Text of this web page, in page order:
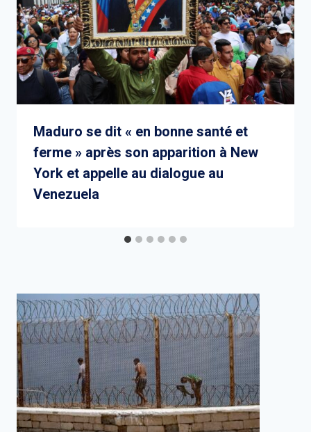
Maduro se dit « en bonne santé et
ferme » après son apparition à New
York et appelle au dialogue au
Venezuela